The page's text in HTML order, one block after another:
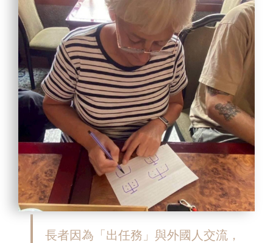
長者因為「出任務」與外國人交流，